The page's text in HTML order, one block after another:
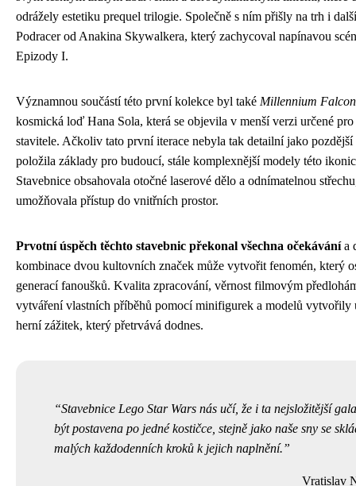
odrážely estetiku prequel trilogie. Společně s ním přišly na trh i
Podracer od Anakina Skywalkera, který zachycoval napínavou
Epizody I.
Významnou součástí této první kolekce byl také Millennium Falcon
kosmická loď Hana Sola, která se objevila v menší verzi určené
stavitele. Ačkoliv tato první iterace nebyla tak detailní jako pozdější
položila základy pro budoucí, stále komplexnější modely této
Stavebnice obsahovala otočné laserové dělo a odnímatelnou
umožňovala přístup do vnitřních prostor.
Prvotní úspěch těchto stavebnic překonal všechna očekávánía
kombinace dvou kultovních značek může vytvořit fenomén, který
generací fanoušků. Kvalita zpracování, věrnost filmovým
vytváření vlastních příběhů pomocí minifigurek a modelů vytvořily
herní zážitek, který přetrvává dodnes.
Stavebnice Lego Star Wars nás učí, že i ta nejsložitější
být postavena po jedné kostičce, stejně jako naše sny se
malých každodenních kroků k jejich naplnění.
Vratislav